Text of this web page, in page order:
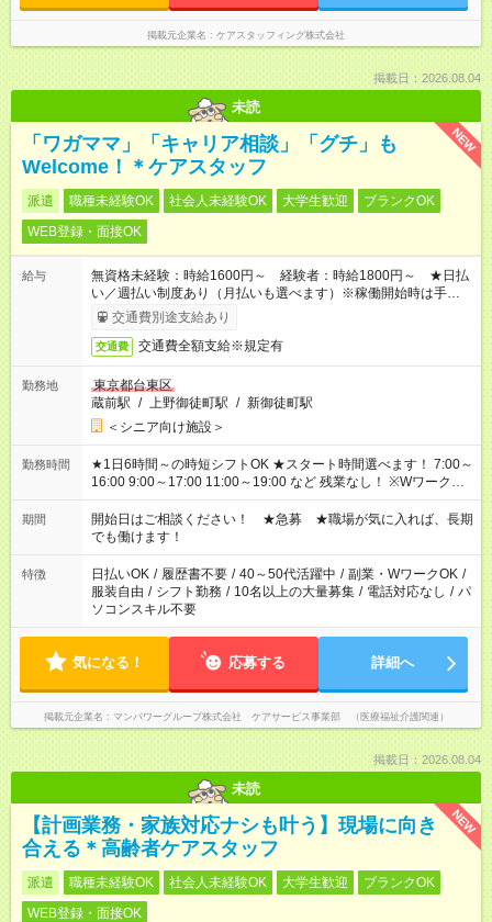
掲載元企業名 ケアスタッフィング株式会社
掲載日：2026.08.04
未読
NEW
「ワガママ」「キャリア相談」「グチ」も
Welcome！＊ケアスタッフ
派遣 職種未経験OK 社会人未経験OK 大学生歓迎
ブランクOK
WEB登録・面接OK
給与
無資格未経験：時給1600円～ 経験者：時給1800円～ ★日払
い／週払い制度あり（月払いも選べます）※稼働開始時は手続き
完了次第のお支払いとなります。
交通費別途支給あり
交通費 交通費全額支給※規定有
勤務地
東京都台東区
蔵前駅 / 上野御徒町駅 / 新御徒町駅
＜シニア向け施設＞
勤務時間
★1日6時間～の時短シフトOK ★スタート時間選べます！ 7:00～
16:00 9:00～17:00 11:00～19:00 など 残業なし！ ※Wワークの
場合、他のお仕事と合わせ週40時間超の就業はご案内できませ
ん ※法令に基づき、週20時間以上勤務は社会保険への加入対象
となります ※労働者派遣法（日雇い派遣の原則禁止）により、
短時間・短期間の就業はご案内が難しい場合があります
期間
開始日はご相談ください！ ★急募 ★職場が気に入れば、長期
でも働けます！
特徴 日払いOK / 履歴書不要 / 40～50代活躍中 / 副業・WワークOK /
服装自由 / シフト勤務 / 10名以上の大量募集 / 電話対応なし / パ
ソコンスキル不要
気になる！ 応募する 詳細へ
掲載元企業名 マンパワーグループ株式会社 ケアサービス事業部 （医療福祉介護関連）
掲載日：2026.08.04
未読
NEW
【計画業務・家族対応ナシも叶う】現場に向き
合える＊高齢者ケアスタッフ
派遣 職種未経験OK 社会人未経験OK 大学生歓迎
ブランクOK
WEB登録・面接OK